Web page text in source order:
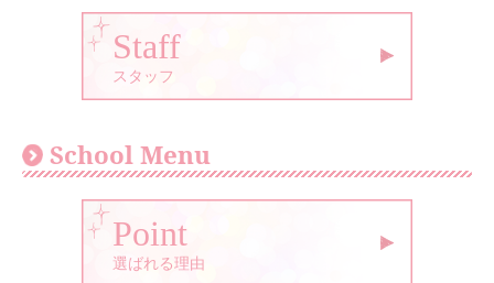
Staff
スタッフ
School Menu
Point
選ばれる理由